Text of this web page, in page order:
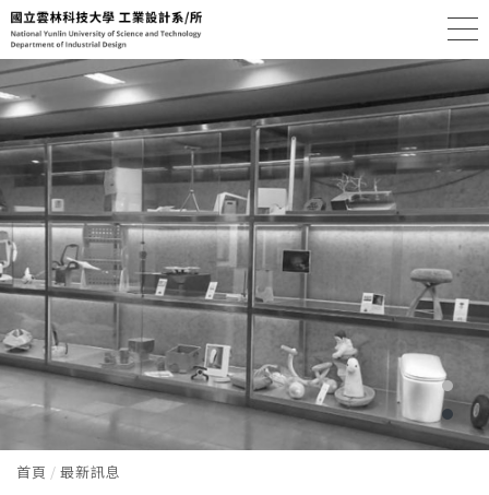
首頁 最新訊息